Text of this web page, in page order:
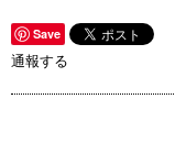
Save
通報する